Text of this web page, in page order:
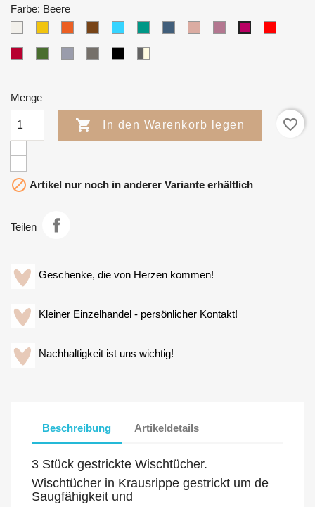
Farbe: Beere
Menge
 In den Warenkorb legen favorite_border
 Artikel nur noch in anderer Variante erhältlich
Teilen
Geschenke, die von Herzen kommen!
Kleiner Einzelhandel - persönlicher Kontakt!
Nachhaltigkeit ist uns wichtig!
Beschreibung Artikeldetails
3 Stück gestrickte Wischtücher.
Wischtücher in Krausrippe gestrickt um de
Saugfähigkeit und